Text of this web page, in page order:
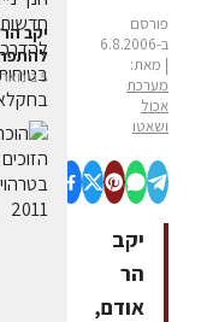
פורסם
ב-6.8.2006
| מאת:
מערכת
אכול
ושאטו
יקב
הר
אודם,
יקב
5 בינואר 2008